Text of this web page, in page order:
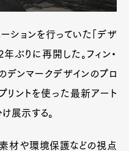
ションを行っていた「デザ
ぶりに再開した。フィン・
デンマークデザインのプロ
リントを使った最新アート
展示する。
素材や環境保護などの視点